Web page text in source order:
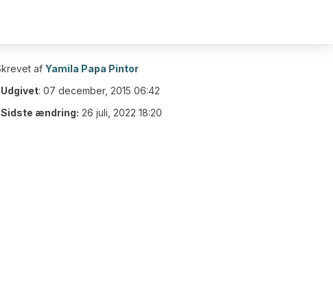
af Yamila Papa Pintor
Udgivet: 07 december, 2015 06:42
Sidste ændring: 26 juli, 2022 18:20